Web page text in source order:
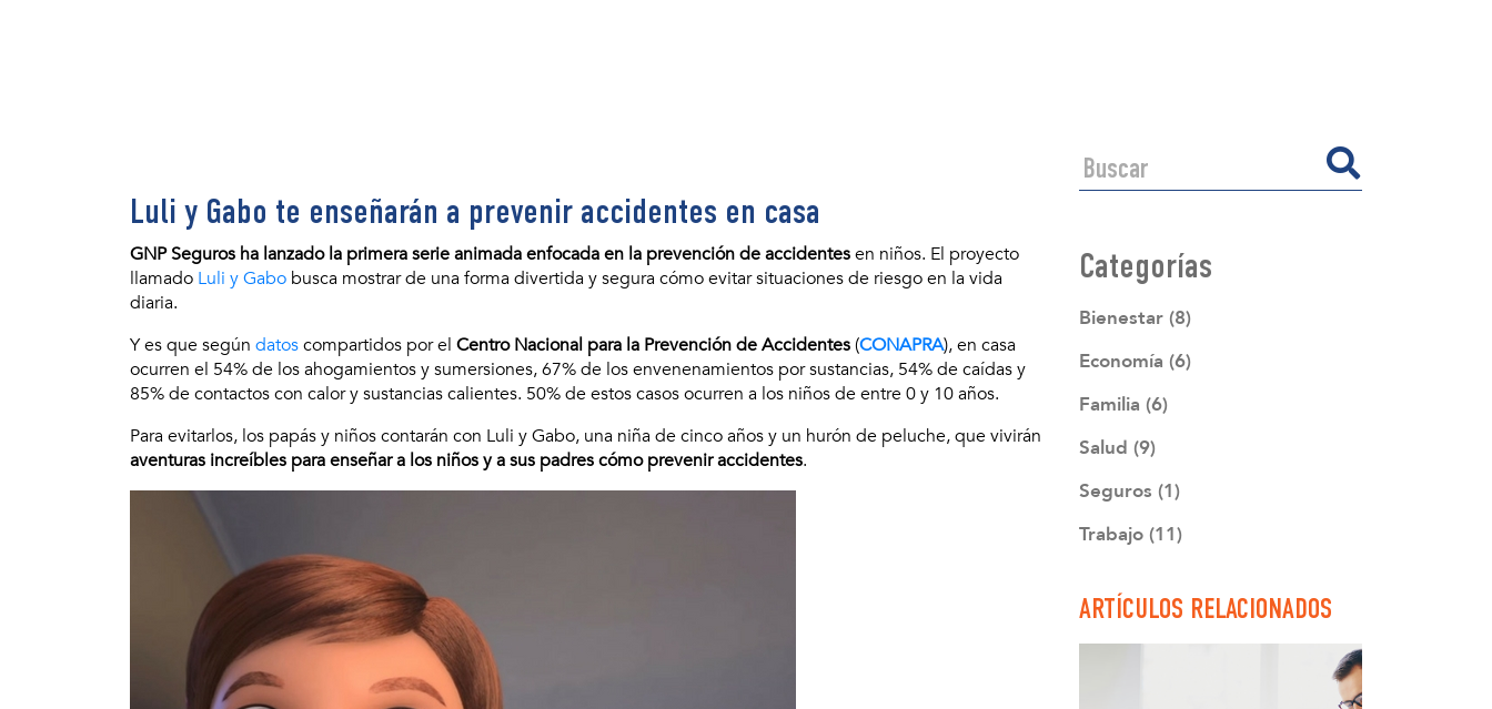
Luli y Gabo te enseñarán a prevenir accidentes en casa
GNP Seguros ha lanzado la primera serie animada enfocada en la prevención de accidentesen niños. El proyecto
llamado Luli y Gabo busca mostrar de una forma divertida y segura cómo evitar situaciones de riesgo en la vida
diaria.
Y es que según datoscompartidos por el Centro Nacional para la Prevención de Accidentes(CONAPRA), en casa
ocurren el 54% de los ahogamientos y sumersiones, 67% de los envenenamientos por sustancias, 54% de caídas y
85% de contactos con calor y sustancias calientes. 50% de estos casos ocurren a los niños de entre 0 y 10 años.
Para evitarlos, los papás y niños contarán con Luli y Gabo, una niña de cinco años y un hurón de peluche, que vivirán
aventuras increíbles para enseñar a los niños y a sus padres cómo prevenir accidentes.
Categorías
Bienestar (8)
Economía (6)
Familia (6)
Salud (9)
Seguros (1)
Trabajo (11)
ARTÍCULOS RELACIONADOS